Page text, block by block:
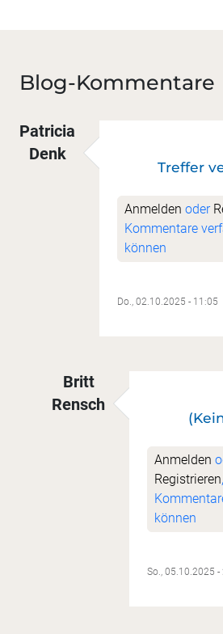
Blog-Kommentare
Patricia
Denk
Treffer
Anmelden oder
Kommentare
können
Do., 02.10.2025 - 11:05
Britt
Rensch
Treffer
Anmelden
Registrieren
können
So., 05.10.2025 -